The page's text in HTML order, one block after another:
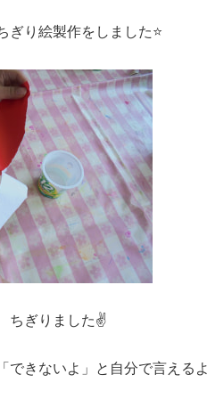
ぎり絵製作をしました⭐
ちぎりました✌
できないよ」と自分で言える